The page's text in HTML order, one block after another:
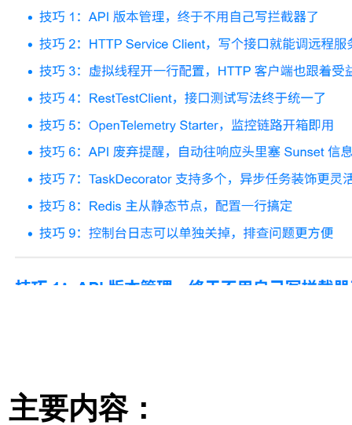
主要内容：